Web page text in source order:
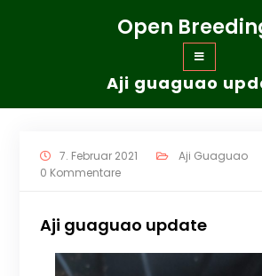
Open
Aji guaguao
7. Februar 2021
Aji Guaguao
0 Kommentare
Aji guaguao update